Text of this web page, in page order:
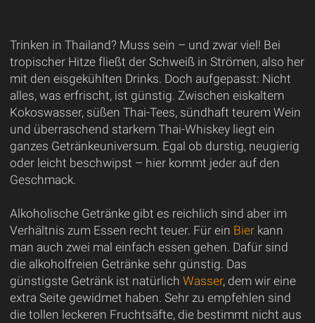
Trinken in Thailand? Muss sein – und zwar viel! Bei
tropischer Hitze fließt der Schweiß in Strömen, also her
mit den eisgekühlten Drinks. Doch aufgepasst: Nicht
alles, was erfrischt, ist günstig. Zwischen eiskaltem
Kokoswasser, süßen Thai-Tees, sündhaft teurem Wein
und überraschend starkem Thai-Whiskey liegt ein
ganzes Getränkeuniversum. Egal ob durstig, neugierig
oder leicht beschwipst – hier kommt jeder auf den
Geschmack.
Alkoholische Getränke gibt es reichlich sind aber im
Verhältnis zum Essen recht teuer. Für ein Bierkann
man auch zwei mal einfach essen gehen. Dafür sind
die alkoholfreien Getränke sehr günstig. Das
günstigste Getränk ist natürlich Wasser, dem wir eine
extra Seite gewidmet haben. Sehr zu empfehlen sind
die tollen leckeren Fruchtsäfte, die bestimmt nicht aus